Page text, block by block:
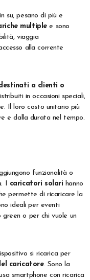
su, pesano di più e
multiplee sono
viaggia
alla corrente
a clienti o
in occasioni speciali,
Il loro costo unitario più
e dalla durata nel tempo.
funzionalità o
I caricatori solari hanno
permette di ricaricare la
ideali per eventi
o per chi vuole un
si ricarica per
caricatore. Sono la
smartphone con ricarica